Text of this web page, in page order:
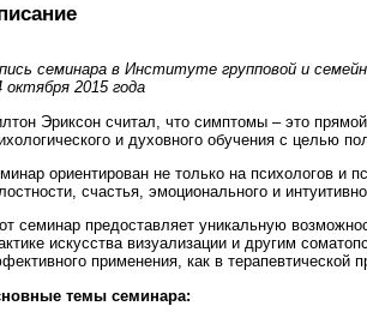
семинара в Институте групповой и
октября 2015 года
Эриксон считал, что симптомы – это
и духовного обучения с целью
ориентирован не только на психологов и
счастья, эмоционального и
семинар предоставляет уникальную
искусства визуализации и другим
применения, как в терапевтической
темы семинара: